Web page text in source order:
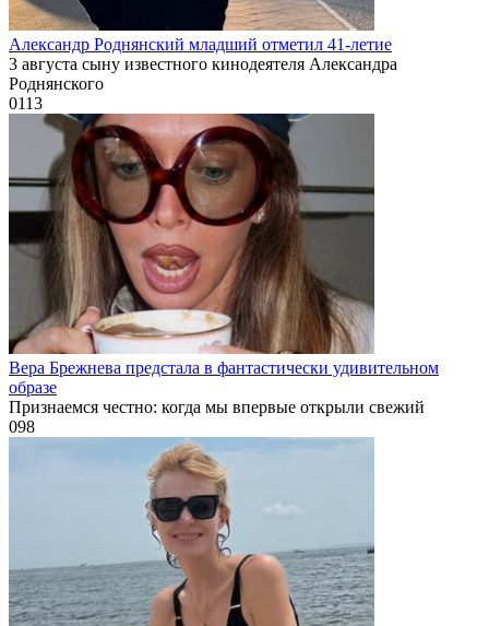
Александр Роднянский младший отметил 41-летие
3 августа сыну известного кинодеятеля Александра
Роднянского
0113
Вера Брежнева предстала в фантастически удивительном
образе
Признаемся честно: когда мы впервые открыли свежий
098